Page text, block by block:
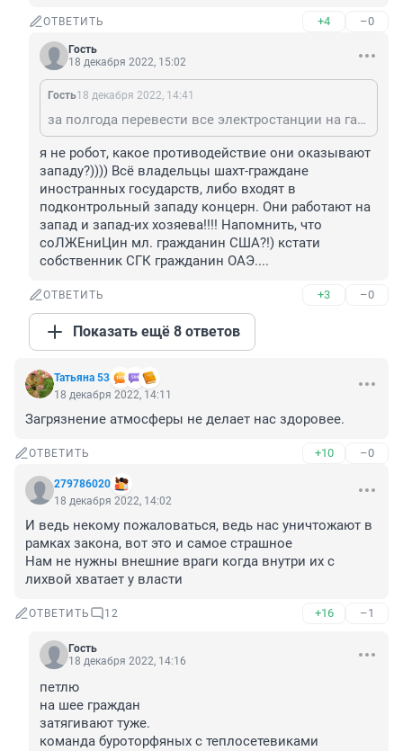
ОТВЕТИТЬ +4 –0
Гость
18 декабря 2022, 15:02
Гость18 декабря 2022, 14:41
за полгода перевести все электростанции на газ? безэлектрическую "незахламленность" на Россию проэцируешь? или желаешь плодить безработицу среди шахтеров? ах да, ваше сообщество их ненавидит потому что, именно они оказывают сейчас деятельное сопротивление вашим западным хозяевам... а в 90-е перевернули верх ногами ваш уютный воровской мирок)))
я не робот, какое противодействие они оказывают
западу?)))) Всё владельцы шахт-граждане
иностранных государств, либо входят в
подконтрольный западу концерн. Они работают на
запад и запад-их хозяева!!!! Напомнить, что
соЛЖЕниЦин мл. гражданин США?!) кстати
собственник СГК гражданин ОАЭ....
ОТВЕТИТЬ +3 –0
Показать ещё 8 ответов
Татьяна 53
18 декабря 2022, 14:11
Загрязнение атмосферы не делает нас здоровее.
ОТВЕТИТЬ +10 –0
279786020
18 декабря 2022, 14:02
И ведь некому пожаловаться, ведь нас уничтожают в
рамках закона, вот это и самое страшное
Нам не нужны внешние враги когда внутри их с
лихвой хватает у власти
ОТВЕТИТЬ 12 +16 –1
Гость
18 декабря 2022, 14:16
петлю
на шее граждан
затягивают туже.
команда буроторфяных с теплосетевиками